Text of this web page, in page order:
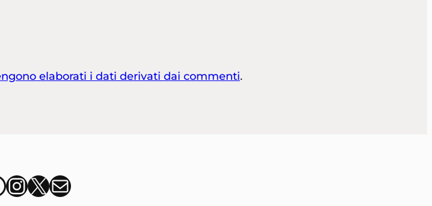
elaborati i dati derivati dai commenti.
Instagram
X italia@studentsforliberty.org